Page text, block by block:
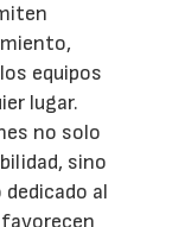
equipos
lugar.
no solo
sino
al